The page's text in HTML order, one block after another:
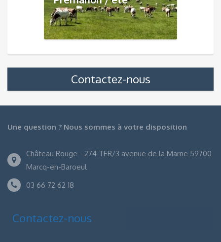
Contactez-nous
Une question ? Nous sommes à votre disposition
Château Rouge - 274 TER/3 avenue de la Marne 59700
Marcq-en-Baroeul
03 66 72 62 18
Contactez-nous